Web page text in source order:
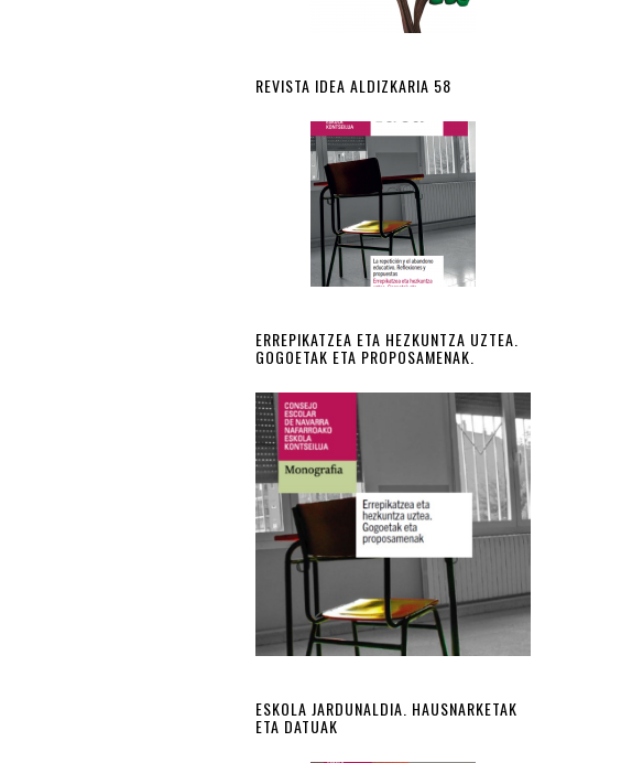
REVISTA IDEA ALDIZKARIA 58
ERREPIKATZEA ETA HEZKUNTZA UZTEA.
GOGOETAK ETA PROPOSAMENAK.
ESKOLA JARDUNALDIA. HAUSNARKETAK
ETA DATUAK